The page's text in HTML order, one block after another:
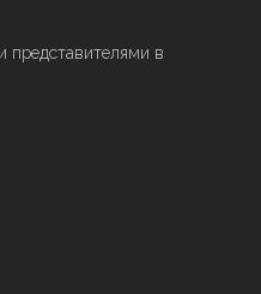
представителями в